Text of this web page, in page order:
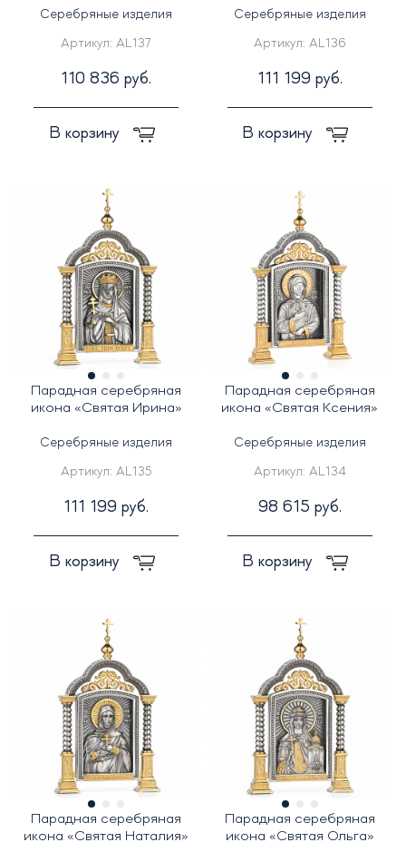
Серебряные изделия
Артикул:AL137
110 836 руб.
В корзину
Серебряные изделия
Артикул: AL136
111 199 руб.
В корзину
Парадная серебряная
икона «Святая Ирина»
Серебряные изделия
Артикул: AL135
111 199 руб.
В корзину
Парадная серебряная
икона «Святая Ксения»
Серебряные изделия
Артикул: AL134
98 615 руб.
В корзину
Парадная серебряная
икона «Святая Наталия»
Парадная серебряная
икона «Святая Ольга»